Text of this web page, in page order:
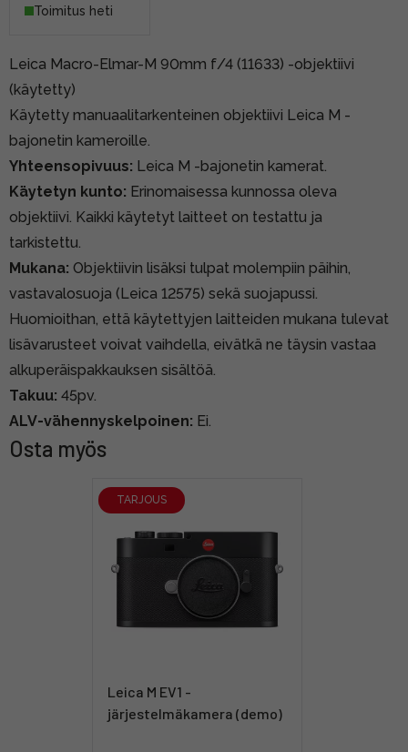
Toimitus heti
Leica Macro-Elmar-M 90mm f/4 (11633) -objektiivi
(käytetty)
Käytetty manuaalitarkenteinen objektiivi Leica M -
bajonetin kameroille.
Yhteensopivuus: Leica M -bajonetin kamerat.
Käytetyn kunto: Erinomaisessa kunnossa oleva
objektiivi. Kaikki käytetyt laitteet on testattu ja
tarkistettu.
Mukana: Objektiivin lisäksi tulpat molempiin päihin,
vastavalosuoja (Leica 12575) sekä suojapussi.
Huomioithan, että käytettyjen laitteiden mukana tulevat
lisävarusteet voivat vaihdella, eivätkä ne täysin vastaa
alkuperäispakkauksen sisältöä.
Takuu: 45pv.
ALV-vähennyskelpoinen: Ei.
Osta myös
TARJOUS
Leica M EV1 -
järjestelmäkamera (demo)